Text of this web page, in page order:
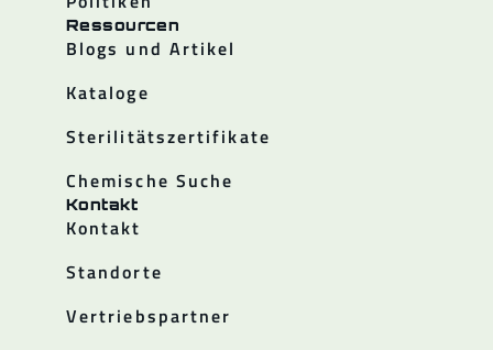
Ressourcen
Blogs und Artikel
Kataloge
Sterilitätszertifikate
Chemische Suche
Kontakt
Kontakt
Standorte
Vertriebspartner